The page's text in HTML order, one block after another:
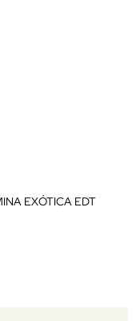
EXÓTICA EDT